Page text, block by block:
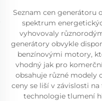
Seznam cen generátoru
spektrum
vyhovovaly
generátory obvykle
benzínovými motory,
vhodný jak pro
obsahuje různé modely
ceny se liší v závislosti
technologie tlumení